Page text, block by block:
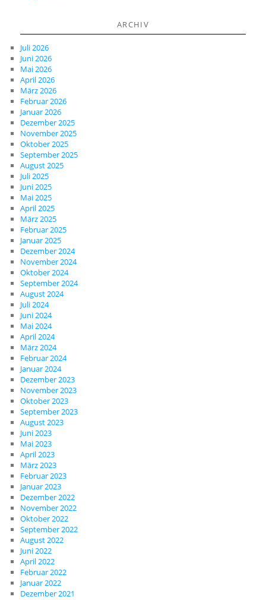
ARCHIV
Juli 2026
Juni 2026
Mai 2026
April 2026
März 2026
Februar 2026
Januar 2026
Dezember 2025
November 2025
Oktober 2025
September 2025
August 2025
Juli 2025
Juni 2025
Mai 2025
April 2025
März 2025
Februar 2025
Januar 2025
Dezember 2024
November 2024
Oktober 2024
September 2024
August 2024
Juli 2024
Juni 2024
Mai 2024
April 2024
März 2024
Februar 2024
Januar 2024
Dezember 2023
November 2023
Oktober 2023
September 2023
August 2023
Juni 2023
Mai 2023
April 2023
März 2023
Februar 2023
Januar 2023
Dezember 2022
November 2022
Oktober 2022
September 2022
August 2022
Juni 2022
April 2022
Februar 2022
Januar 2022
Dezember 2021